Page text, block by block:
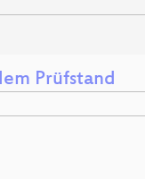
Prüfstand